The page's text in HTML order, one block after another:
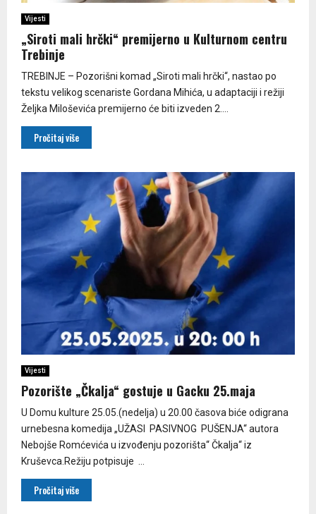
Vijesti
„Siroti mali hrčki“ premijerno u Kulturnom centru
Trebinje
TREBINJE – Pozorišni komad „Siroti mali hrčki“, nastao po
tekstu velikog scenariste Gordana Mihića, u adaptaciji i režiji
Željka Miloševića premijerno će biti izveden 2....
Pročitaj više
Vijesti
Pozorište „Čkalja“ gostuje u Gacku 25.maja
U Domu kulture 25.05.(nedelja) u 20.00 časova biće odigrana
urnebesna komedija „UŽASI PASIVNOG PUŠENJA“ autora
Nebojše Romćevića u izvođenju pozorišta“ Čkalja“ iz
Kruševca.Režiju potpisuje ...
Pročitaj više